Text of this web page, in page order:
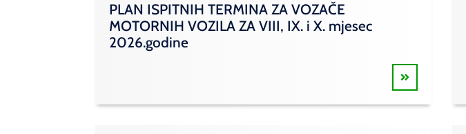
PLAN ISPITNIH TERMINA ZA VOZAČE
MOTORNIH VOZILA ZA VIII, IX. i X. mjesec
2026.godine